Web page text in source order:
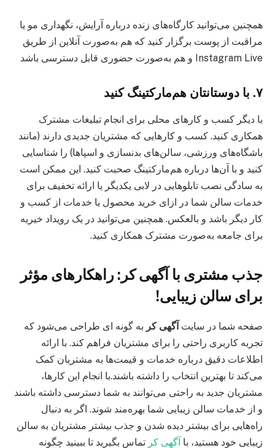
همچنین می‌توانید کارگاه‌های زنده درباره آرایش، نگهداری مو یا
مراقبت از پوست برگزار کنید که هم به‌صورت آنلاین از طریق
Instagram Live و هم به‌صورت حضوری قابل دسترسی باشد
۷. با دوستانتان هم‌مارکتینگ کنید
با دیگر کسب و کارهای محلی برای انجام تبلیغات مشترک
همکاری کنید. کسب و کارهایی که مشتریان جدیدی دارند (مانند
باشگاه‌های ورزشی، سالن‌های بدنسازی و اسپاها) را شناسایی
کنید و با آن‌ها درباره هم‌مارکتینگ صحبت کنید. این ممکن است
به سادگی نصب تابلوهایی در لابی یکدیگر یا ارائه تخفیف برای
خدمات سالن شما در ازای خرید محصول یا خدمات از کسب و
کار دیگر باشد و بالعکس. همچنین می‌توانید در یک رویداد خیریه
برای جامعه به‌صورت مشترک همکاری کنید.
جذب مشتری با آگهی کر: راهکارهای مؤثر
برای سالن زیبایی!
صفحه شما در سایت آگهی کر به گونه ای طراحی می‌شود که
تجربه کاربری راحتی را برای مشتریان فراهم کند. با ارائه
اطلاعات دقیق درباره خدمات و قیمت‌ها به مشتریان کمک
می‌کند تا بهترین انتخاب را داشته باشند.با انجام این کارها،
مشتریان جدید به راحتی می‌توانند به شما دسترسی داشته باشند
و از خدمات سالن زیبایی شما بهره‌مند شوند. اگر به دنبال
راه‌هایی برای بیشتر دیده شدن و جذب بیشتر مشتریان به سالن
زیبایی خود هستید، با آگهی کر تماس بگیرید تا ببینید چگونه